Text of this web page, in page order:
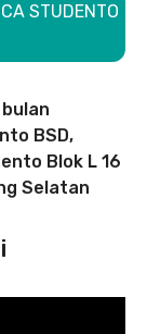
STUDENTO
BSD,
Blok L 16
Selatan